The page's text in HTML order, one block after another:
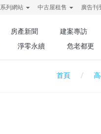
系列網站 中古屋租售 廣告刊
房產新聞 建案專訪
淨零永續 危老都更
首頁